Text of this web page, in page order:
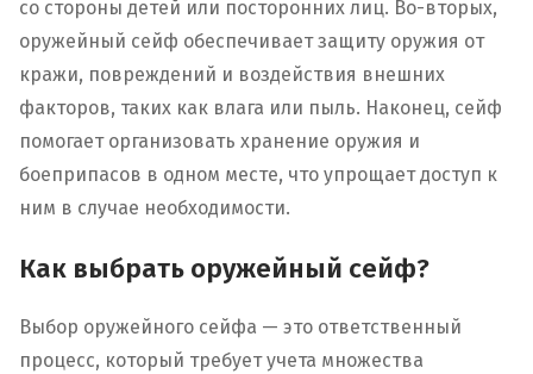
со стороны детей или посторонних лиц. Во-вторых,
оружейный сейф обеспечивает защиту оружия от
кражи, повреждений и воздействия внешних
факторов, таких как влага или пыль. Наконец, сейф
помогает организовать хранение оружия и
боеприпасов в одном месте, что упрощает доступ к
ним в случае необходимости.
Как выбрать оружейный сейф?
Выбор оружейного сейфа — это ответственный
процесс, который требует учета множества